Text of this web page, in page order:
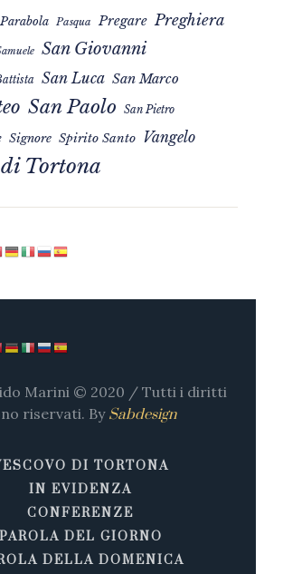
Parabola Pasqua Pregare Preghiera
San Giovanni
San Luca San Marco
San Paolo San Pietro
Signore Spirito Santo Vangelo
di Tortona
Marini © 2020 / Tutti i diritti
riservati. BySabdesign
DI TORTONA
IN EVIDENZA
CONFERENZE
PAROLA DEL GIORNO
DELLA DOMENICA